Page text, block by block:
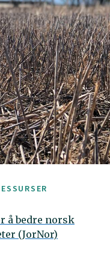
å bedre norsk
(JorNor)